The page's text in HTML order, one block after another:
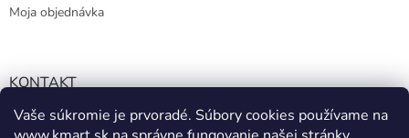
Vaše súkromie je prvoradé. Súbory cookies používame na
Moja objednávka
KONTAKT
info@kmart.sk